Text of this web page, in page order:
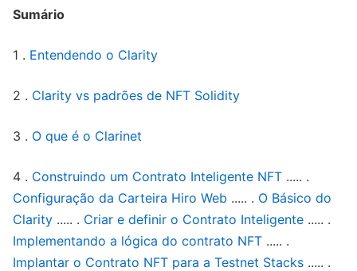
Sumário
1 . Entendendo o Clarity
2 . Clarity vs padrões de NFT Solidity
3 . O que é o Clarinet
4 . Construindo um Contrato Inteligente NFT ..... .
Configuração da Carteira Hiro Web ..... . O Básico do
Clarity ..... . Criar e definir o Contrato Inteligente ..... .
Implementando a lógica do contrato NFT ..... .
Implantar o Contrato NFT para a Testnet Stacks ..... .